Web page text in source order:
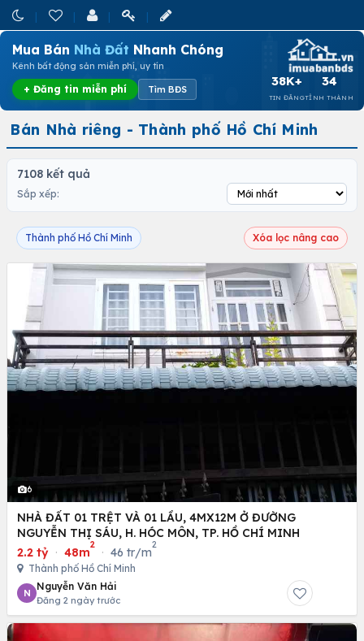
Mua Bán Nhà Đất Nhanh Chóng
Kênh bất động sản miễn phí, uy tín
+ Đăng tin miễn phí Tìm BĐS
38K+
TIN ĐĂNG
34
TỈNH THÀNH
Bán Nhà riêng - Thành phố Hồ Chí Minh
7108 kết quả
Sắp xếp:
Thành phố Hồ Chí Minh Xóa lọc nâng cao
6
NHÀ ĐẤT 01 TRỆT VÀ 01 LẦU, 4MX12M Ở ĐƯỜNG
NGUYỄN THỊ SÁU, H. HÓC MÔN, TP. HỒ CHÍ MINH
2.2 tỷ · 48m
2
· 46 tr/m
2
Thành phố Hồ Chí Minh
N
Nguyễn Văn Hải
Đăng 2 ngày trước